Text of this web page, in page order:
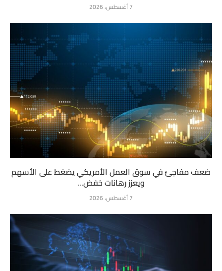
7 أغسطس، 2026
ضعف مفاجئ في سوق العمل الأمريكي يضغط على الأسهم
ويعزز رهانات خفض...
7 أغسطس، 2026